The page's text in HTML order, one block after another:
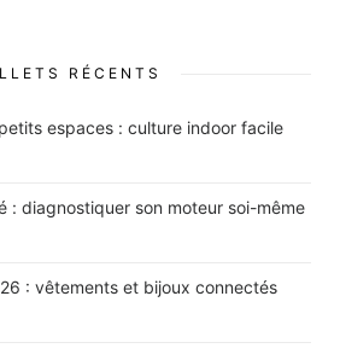
RÉCENTS
espaces : culture indoor facile
: diagnostiquer son moteur soi-même
: vêtements et bijoux connectés